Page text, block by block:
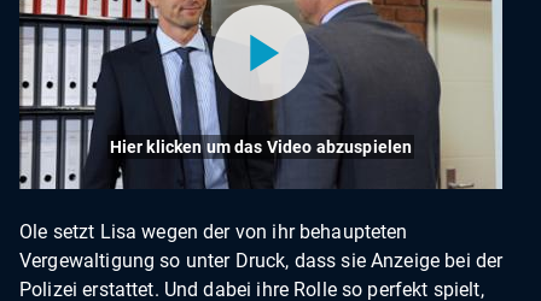
Hier klicken um das Video abzuspielen
Ole setzt Lisa wegen der von ihr behaupteten
Vergewaltigung so unter Druck, dass sie Anzeige bei der
Polizei erstattet. Und dabei ihre Rolle so perfekt spielt,